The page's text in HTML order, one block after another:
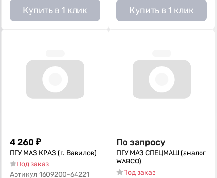
Купить в 1 клик Купить в 1 клик
4 260 ₽
ПГУ МАЗ КРАЗ (г. Вавилов)
Под заказ
Артикул 1609200-64221
По запросу
ПГУ МАЗ СПЕЦМАШ (аналог
WABCO)
Под заказ